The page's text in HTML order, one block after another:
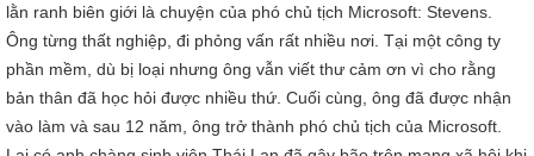
lằn ranh biên giới là chuyện của phó chủ tịch Microsoft: Stevens.
Ông từng thất nghiệp, đi phỏng vấn rất nhiều nơi. Tại một công ty
phần mềm, dù bị loại nhưng ông vẫn viết thư cảm ơn vì cho rằng
bản thân đã học hỏi được nhiều thứ. Cuối cùng, ông đã được nhận
vào làm và sau 12 năm, ông trở thành phó chủ tịch của Microsoft.